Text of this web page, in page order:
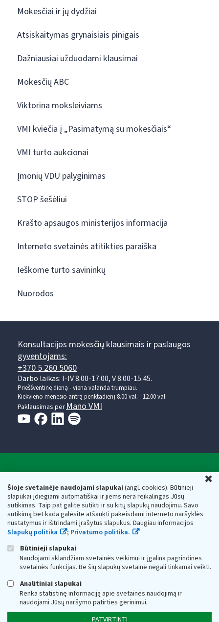
Šioje svetainėje naudojami slapukai(angl. cookies). Būtinieji
slapukai įdiegiami automatiškai ir jiems nėra reikalingas Jūsų
sutikimas. Taip pat galite sutikti ir su kitų slapukų naudojimu. Savo
sutikimą bet kada galėsite atšaukti pakeisdami interneto naršyklės
nustatymus ir ištrindami įrašytus slapukus. Daugiau informacijos
Slapukų politika
; Privatumo politika.
Būtinieji slapukai
Naudojami sklandžiam svetainės veikimui ir įgalina pagrindines
svetainės funkcijas. Be šių slapukų svetainė negali tinkamai veikti.
Analitiniai slapukai
Renka statistinę informaciją apie svetainės naudojimą ir
naudojami Jūsų naršymo patirties gerinimui.
PATVIRTINTI
Mokesčiai ir jų dydžiai
Atsiskaitymas grynaisiais pinigais
Dažniausiai užduodami klausimai
Mokesčių ABC
Viktorina moksleiviams
VMI kviečia į „Pasimatymą su mokesčiais“
VMI turto aukcionai
Įmonių VDU palyginimas
STOP šešėliui
Krašto apsaugos ministerijos informacija
Interneto svetainės atitikties paraiška
Ieškome turto savininkų
Nuorodos
Konsultacijos mokesčių klausimais ir paslaugos
gyventojams:
+370 5 260 5060
Darbo laikas: I-IV 8.00-17.00, V 8.00-15.45.
Prieššventinę dieną - viena valanda trumpiau.
Kiekvieno mėnesio antrą penktadienį 8.00 val. - 12.00 val.
Paklausimas per Mano VMI
Respublikos finansų ministerijos
Biudžetinė įstaiga. Juridinio asmens kodas — 188659752,
adresas: Vasario 16-osios g. 14, 01107 Vilnius, Lietuva, el.paštas:
vmi@vmi.lt, E. pristatymo dėžutės adresas 188659752
Duomenys apie Valstybinę mokesčių inspekciją prie Lietuvos
Respublikos finansų ministerijos kaupiami ir saugomi Juridinių